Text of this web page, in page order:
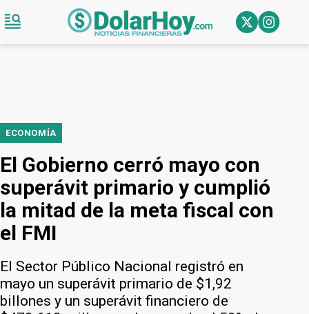
ECONOMÍA
El Gobierno cerró mayo con
superávit primario y cumplió
la mitad de la meta fiscal con
el FMI
El Sector Público Nacional registró en
mayo un superávit primario de $1,92
billones y un superávit financiero de